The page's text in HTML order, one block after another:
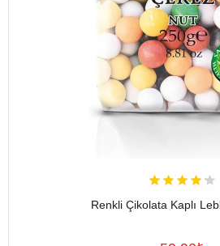
Renkli Çikolata Kaplı